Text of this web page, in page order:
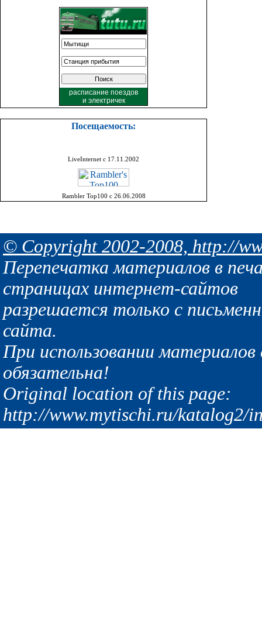
расписание поездов
и электричек
Посещаемость:
LiveInternet с 17.11.2002
Rambler Top100 с 26.06.2008
© Copyright 2002-2008, http://
Перепечатка материалов в
страницах интернет-сайтов
разрешается только с
сайта.
При использовании
обязательна!
Original location of this page:
http://www.mytischi.ru/katalog2/